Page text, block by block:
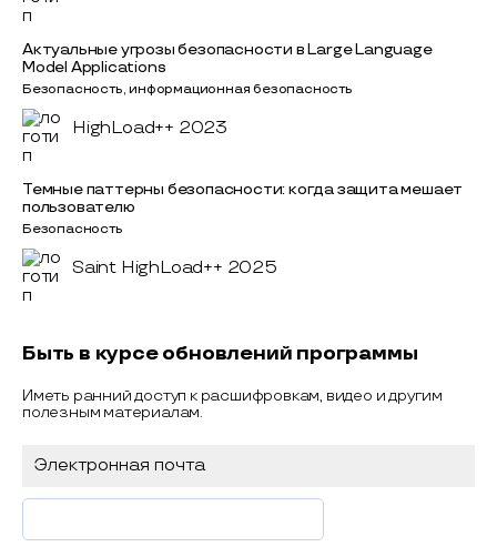
Актуальные угрозы безопасности в Large Language
Model Applications
Безопасность, информационная безопасность
HighLoad++ 2023
Темные паттерны безопасности: когда защита мешает
пользователю
Безопасность
Saint HighLoad++ 2025
Быть в курсе обновлений программы
Иметь ранний доступ к расшифровкам, видео и другим
полезным материалам.